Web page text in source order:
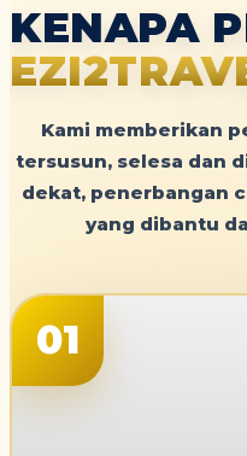
KENAPA
Kami memberikan
tersusun, selesa dan
dekat, penerbangan
yang dibantu
01